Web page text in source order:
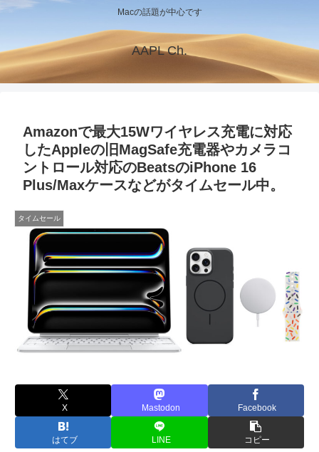
Macの話題が中心です
AAPL Ch.
Amazonで最大15Wワイヤレス充電に対応
したAppleの旧MagSafe充電器やカメラコ
ントロール対応のBeatsのiPhone 16
Plus/Maxケースなどがタイムセール中。
タイムセール
X Mastodon Facebook
はてブ LINE コピー